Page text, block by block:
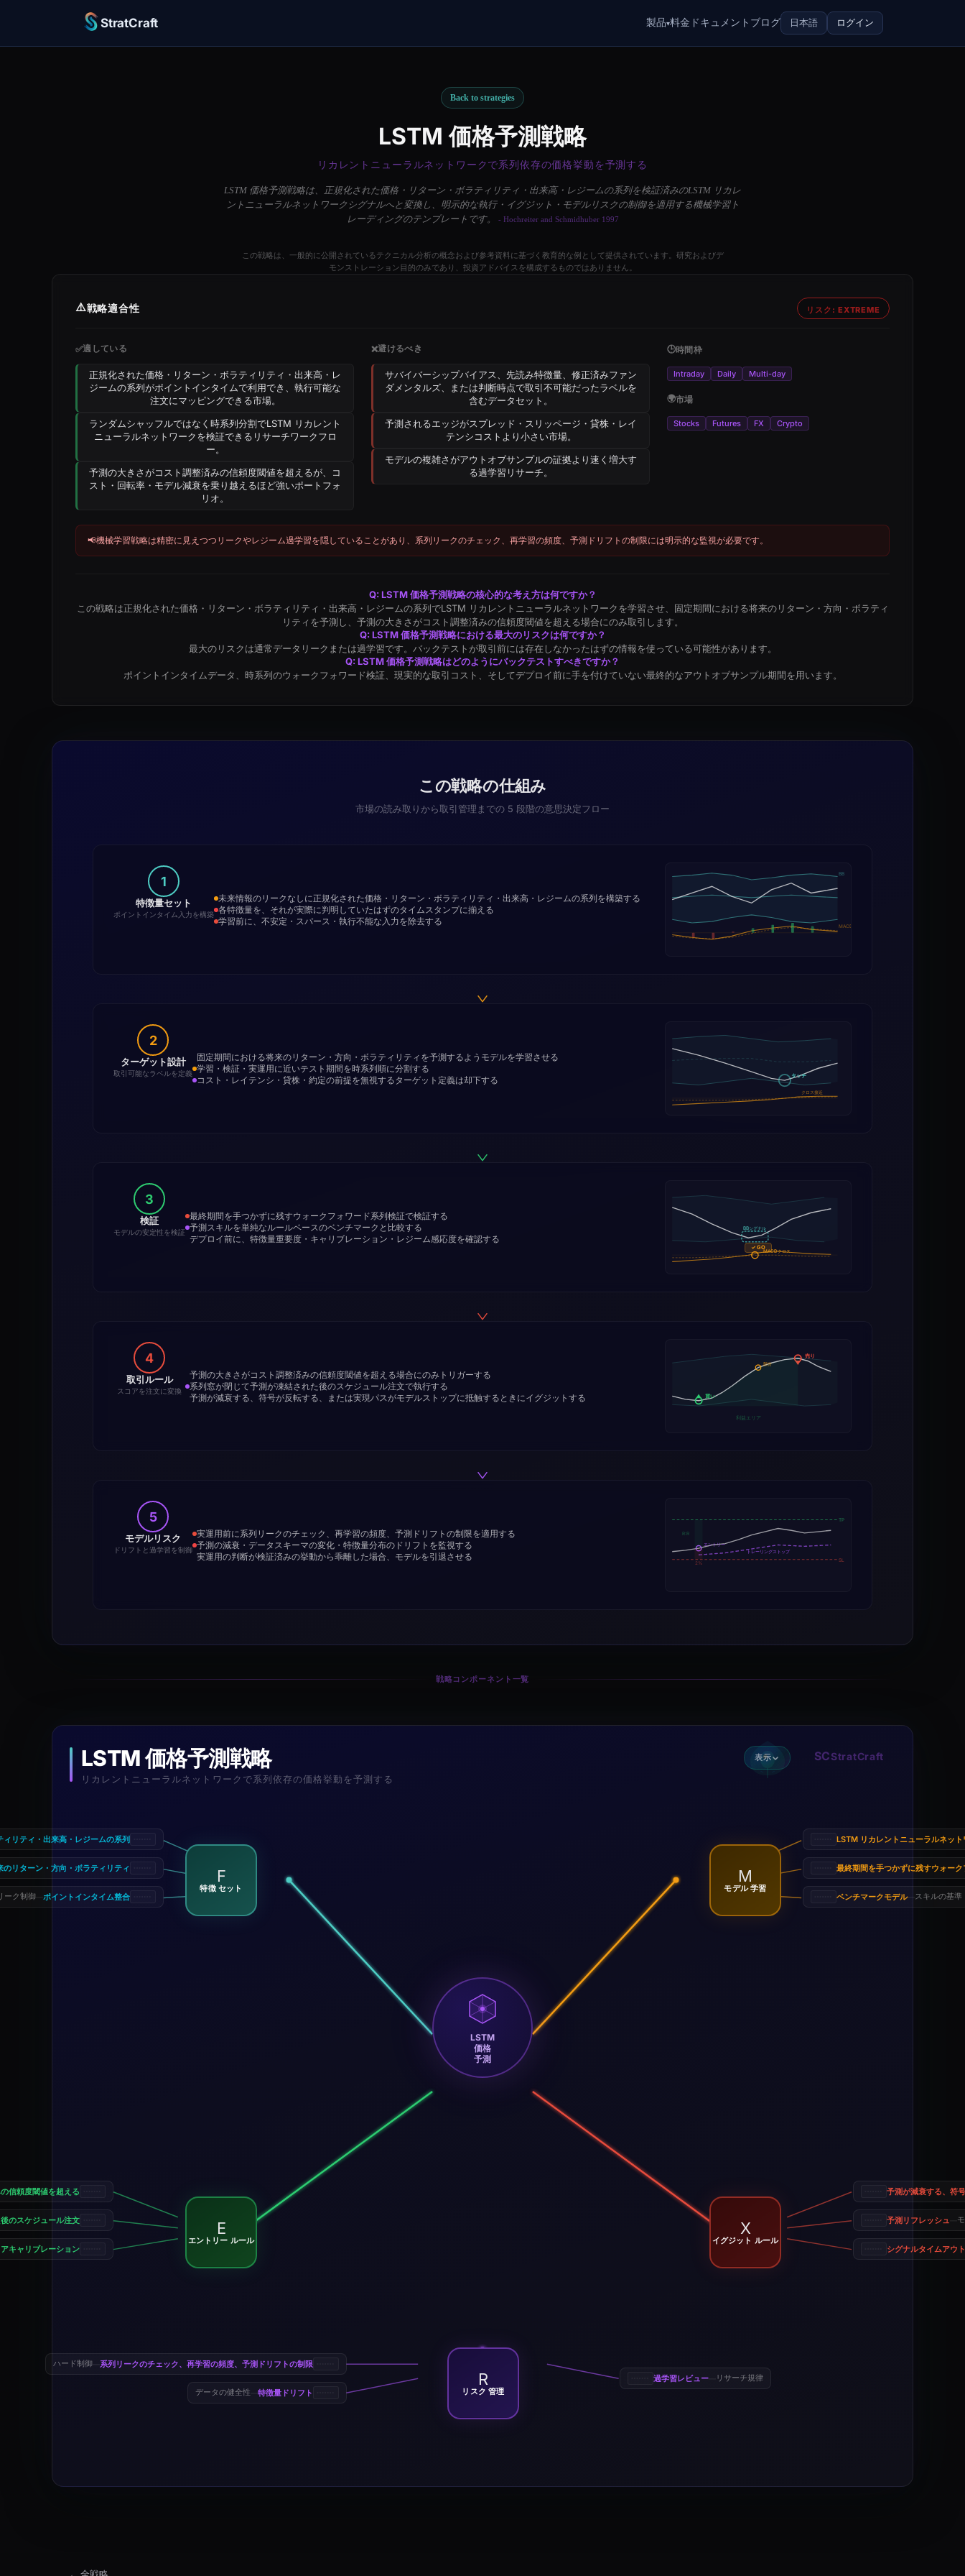
StratCraft 製品▾料金 ドキュメント ブログ 日本語 ログイン
Back to strategies
LSTM 価格予測戦略
リカレントニューラルネットワークで系列依存の価格挙動を予測する
LSTM 価格予測戦略は、正規化された価格・リターン・ボラティリティ・出来高・レジームの系列を検証済みのLSTM リカレ
ントニューラルネットワークシグナルへと変換し、明示的な執行・イグジット・モデルリスクの制御を適用する機械学習ト
レーディングのテンプレートです。
- Hochreiter and Schmidhuber 1997
この戦略は、一般的に公開されているテクニカル分析の概念および参考資料に基づく教育的な例として提供されています。研究およびデ
モンストレーション目的のみであり、投資アドバイスを構成するものではありません。
⚠️戦略適合性 リスク: EXTREME
✅適している
正規化された価格・リターン・ボラティリティ・出来高・レ
ジームの系列がポイントインタイムで利用でき、執行可能な
注文にマッピングできる市場。
ランダムシャッフルではなく時系列分割でLSTM リカレント
ニューラルネットワークを検証できるリサーチワークフロ
ー。
予測の大きさがコスト調整済みの信頼度閾値を超えるが、コ
スト・回転率・モデル減衰を乗り越えるほど強いポートフォ
リオ。
❌避けるべき
サバイバーシップバイアス、先読み特徴量、修正済みファン
ダメンタルズ、または判断時点で取引不可能だったラベルを
含むデータセット。
予測されるエッジがスプレッド・スリッページ・貸株・レイ
テンシコストより小さい市場。
モデルの複雑さがアウトオブサンプルの証拠より速く増大す
る過学習リサーチ。
🕒時間枠
Intraday Daily Multi-day
🌍市場
Stocks Futures FX Crypto
📢機械学習戦略は精密に見えつつリークやレジーム過学習を隠していることがあり、系列リークのチェック、再学習の頻度、予測ドリフトの制限には明示的な監視が必要です。
Q: LSTM 価格予測戦略の核心的な考え方は何ですか？
この戦略は正規化された価格・リターン・ボラティリティ・出来高・レジームの系列でLSTM リカレントニューラルネットワークを学習させ、固定期間における将来のリターン・方向・ボラティ
リティを予測し、予測の大きさがコスト調整済みの信頼度閾値を超える場合にのみ取引します。
Q: LSTM 価格予測戦略における最大のリスクは何ですか？
最大のリスクは通常データリークまたは過学習です。バックテストが取引前には存在しなかったはずの情報を使っている可能性があります。
Q: LSTM 価格予測戦略はどのようにバックテストすべきですか？
ポイントインタイムデータ、時系列のウォークフォワード検証、現実的な取引コスト、そしてデプロイ前に手を付けていない最終的なアウトオブサンプル期間を用います。
この戦略の仕組み
市場の読み取りから取引管理までの 5 段階の意思決定フロー
1
特徴量セット
ポイントインタイム入力を構築
未来情報のリークなしに正規化された価格・リターン・ボラティリティ・出来高・レジームの系列を構築する
各特徴量を、それが実際に判明していたはずのタイムスタンプに揃える
学習前に、不安定・スパース・執行不能な入力を除去する
BB
MACD
2
ターゲット設計
取引可能なラベルを定義
固定期間における将来のリターン・方向・ボラティリティを予測するようモデルを学習させる
学習・検証・実運用に近いテスト期間を時系列順に分割する
コスト・レイテンシ・貸株・約定の前提を無視するターゲット定義は却下する
タッチ
クロス接近
3
検証
モデルの安定性を検証
最終期間を手つかずに残すウォークフォワード系列検証で検証する
予測スキルを単純なルールベースのベンチマークと比較する
デプロイ前に、特徴量重要度・キャリブレーション・レジーム感応度を確認する
BBシグナル
MACDクロス
✓ GO
4
取引ルール
スコアを注文に変換
予測の大きさがコスト調整済みの信頼度閾値を超える場合にのみトリガーする
系列窓が閉じて予測が凍結された後のスケジュール注文で執行する
予測が減衰する、符号が反転する、または実現パスがモデルストップに抵触するときにイグジットする
買い
部分
売り
利益エリア
5
モデルリスク
ドリフトと過学習を制御
実運用前に系列リークのチェック、再学習の頻度、予測ドリフトの制限を適用する
予測の減衰・データスキーマの変化・特徴量分布のドリフトを監視する
実運用の判断が検証済みの挙動から乖離した場合、モデルを引退させる
エントリー
SL
TP
トレーリングストップ
2%
R:R
戦略コンポーネント一覧
LSTM 価格予測戦略
リカレントニューラルネットワークで系列依存の価格挙動を予測する
LSTM
価格
予測
SCStratCraft
表示
F
特徴 セット
リティ・出来高・レジームの系列
のリターン・方向・ボラティリティ
ポイントインタイム整合
ーク制御
M
モデル 学習
LSTM リカレントニューラルネット
最終期間を手つかずに残すウォー
ベンチマークモデル— スキルの基準
E
エントリー ルール
信頼度閾値を超える
のスケジュール注文
キャリブレーション
X
イグジット ルール
予測が減衰する、符
予測リフレッシュ
シグナルタイムアウト
R
リスク 管理
系列リークのチェック、再学習の頻度、予測ドリフトの制限
ハード制御
特徴量ドリフト
データの健全性
過学習レビュー リサーチ規律